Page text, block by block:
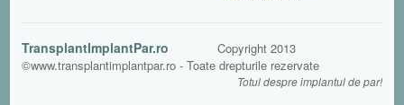
TransplantImplantPar.ro
Copyright 2013
©www.transplantimplantpar.ro - Toate drepturile rezervate
Totul despre implantul de par!